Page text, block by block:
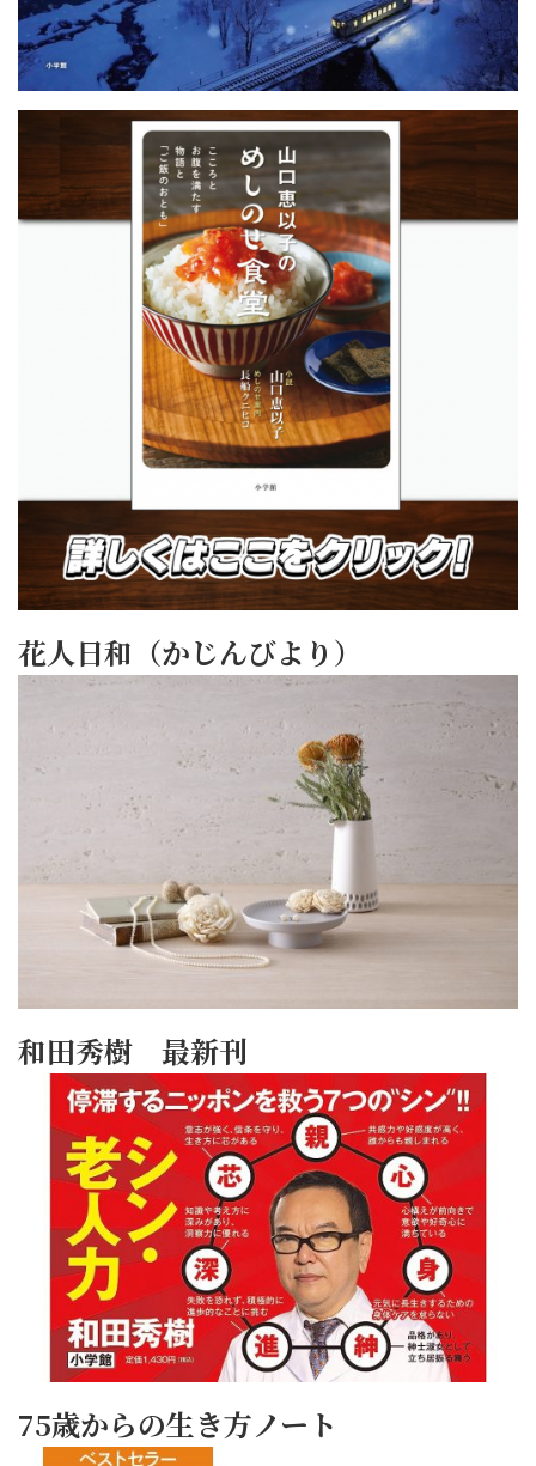
花人日和（かじんびより）
和田秀樹 最新刊
75歳からの生き方ノート